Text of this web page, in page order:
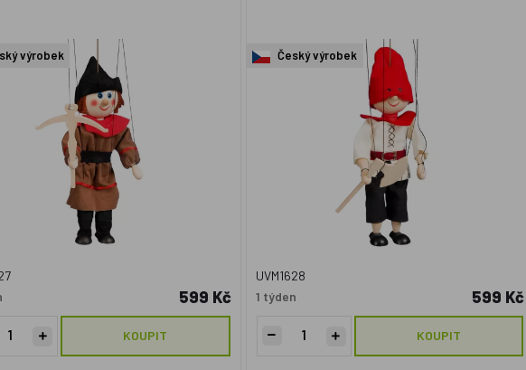
výrobek
599 Kč
KOUPIT
Český výrobek
UVM1628
1 týden
599 Kč
KOUPIT